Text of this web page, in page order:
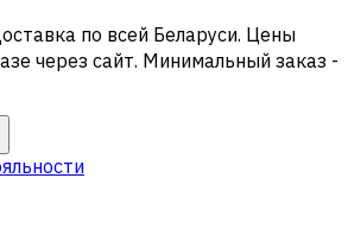
по всей Беларуси. Цены
через сайт. Минимальный заказ -